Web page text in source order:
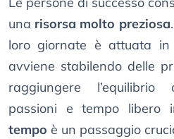
una risorsa molto preziosa
loro giornate è attuata
avviene stabilendo delle
raggiungere
passioni e tempo
tempo è un passaggio